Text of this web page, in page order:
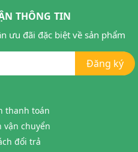
THÔNG TIN
ưu đãi đặc biệt về sản phẩm
Đăng ký
thanh toán
vận chuyển
đổi trả